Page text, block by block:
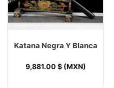
Katana Negra Y Blanca
9,881.00 $ (MXN)